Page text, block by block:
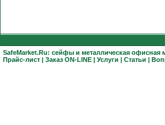
SafeMarket.Ru: сейфы и металлическая офисная
Прайс-лист | Заказ ON-LINE | Услуги | Статьи |